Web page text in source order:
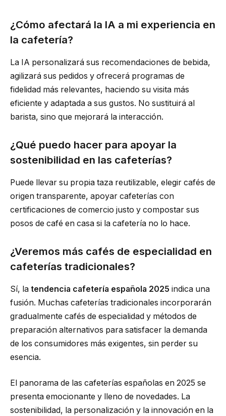
¿Cómo afectará la IA a mi experiencia en
la cafetería?
La IA personalizará sus recomendaciones de bebida,
agilizará sus pedidos y ofrecerá programas de
fidelidad más relevantes, haciendo su visita más
eficiente y adaptada a sus gustos. No sustituirá al
barista, sino que mejorará la interacción.
¿Qué puedo hacer para apoyar la
sostenibilidad en las cafeterías?
Puede llevar su propia taza reutilizable, elegir cafés de
origen transparente, apoyar cafeterías con
certificaciones de comercio justo y compostar sus
posos de café en casa si la cafetería no lo hace.
¿Veremos más cafés de especialidad en
cafeterías tradicionales?
Sí, la tendencia cafetería española 2025 indica una
fusión. Muchas cafeterías tradicionales incorporarán
gradualmente cafés de especialidad y métodos de
preparación alternativos para satisfacer la demanda
de los consumidores más exigentes, sin perder su
esencia.
El panorama de las cafeterías españolas en 2025 se
presenta emocionante y lleno de novedades. La
sostenibilidad, la personalización y la innovación en la